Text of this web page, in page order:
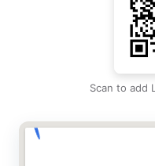
Scan to add